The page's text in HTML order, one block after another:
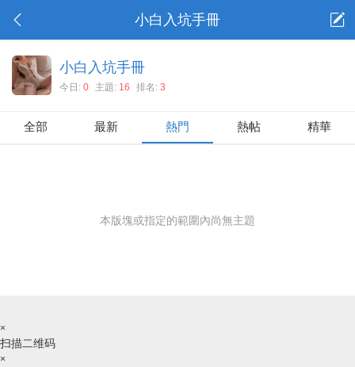
小白入坑手冊
小白入坑手冊
今日: 0 主題: 16 排名: 3
全部 最新 熱門 熱帖 精華
本版塊或指定的範圍內尚無主題
×
扫描二维码
×